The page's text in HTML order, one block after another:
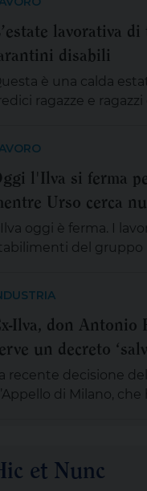
lavorativa
disabili
è una calda
ragazze e
“Terre
è finanziato
per il Turismo
Puglia e
l'Ilva si ferma
Urso cerca
oggi è ferma. I
del gruppo
sentenze della
vario livello, hanno
più importante […]
Ilva, don Antonio
un decreto
recente decisione
di Milano,
alla completa
et Nunc